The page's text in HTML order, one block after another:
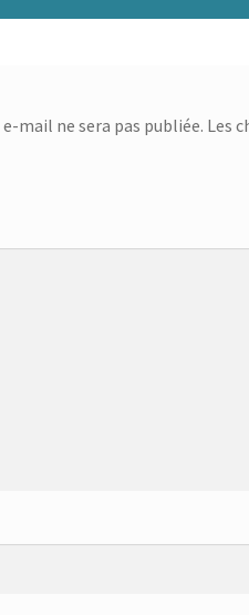
mail ne sera pas publiée. Les